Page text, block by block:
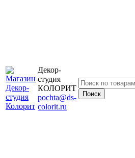
Декор-
студия
КОЛОРИТ
pochta@ds-
colorit.ru